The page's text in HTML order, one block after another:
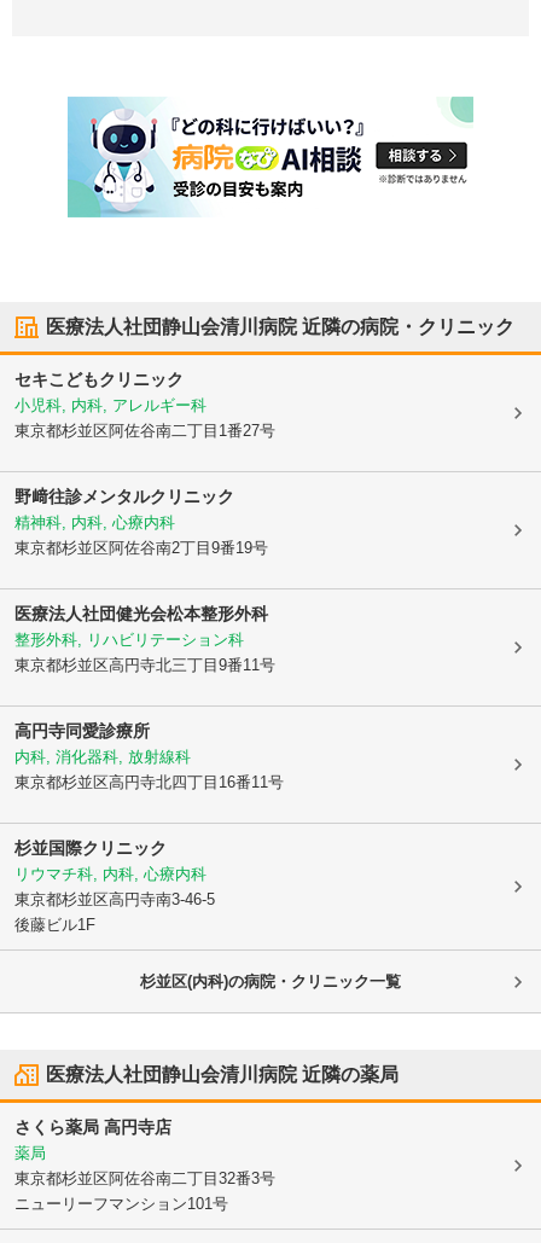
医療法人社団静山会清川病院近隣の病院・クリニック
セキこどもクリニック
小児科, 内科, アレルギー科
東京都杉並区阿佐谷南二丁目1番27号
野﨑往診メンタルクリニック
精神科, 内科, 心療内科
東京都杉並区阿佐谷南2丁目9番19号
医療法人社団健光会松本整形外科
整形外科, リハビリテーション科
東京都杉並区高円寺北三丁目9番11号
高円寺同愛診療所
内科, 消化器科, 放射線科
東京都杉並区高円寺北四丁目16番11号
杉並国際クリニック
リウマチ科, 内科, 心療内科
東京都杉並区高円寺南3-46-5
後藤ビル1F
杉並区(内科)の病院・クリニック一覧
医療法人社団静山会清川病院近隣の薬局
さくら薬局 高円寺店
薬局
東京都杉並区阿佐谷南二丁目32番3号
ニューリーフマンション101号